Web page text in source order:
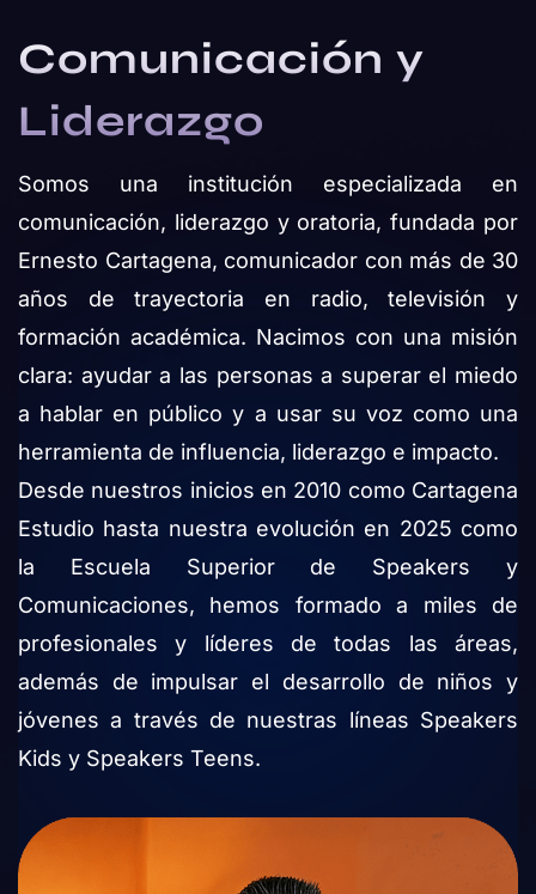
Comunicación y
Liderazgo
Somos una institución especializada en
comunicación, liderazgo y oratoria, fundada por
Ernesto Cartagena, comunicador con más de 30
años de trayectoria en radio, televisión y
formación académica. Nacimos con una misión
clara: ayudar a las personas a superar el miedo
a hablar en público y a usar su voz como una
herramienta de influencia, liderazgo e impacto.
Desde nuestros inicios en 2010 como Cartagena
Estudio hasta nuestra evolución en 2025 como
la Escuela Superior de Speakers y
Comunicaciones, hemos formado a miles de
profesionales y líderes de todas las áreas,
además de impulsar el desarrollo de niños y
jóvenes a través de nuestras líneas Speakers
Kids y Speakers Teens.